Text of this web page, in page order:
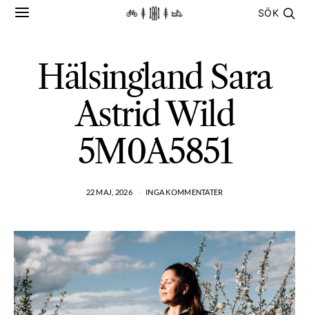
SÖK
Hälsingland Sara
Astrid Wild
5M0A5851
22 MAJ, 2026 INGA KOMMENTATER